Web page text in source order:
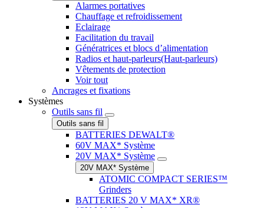
Alarmes portatives
Chauffage et refroidissement
Eclairage
Facilitation du travail
Génératrices et blocs d’alimentation
Radios et haut-parleurs(Haut-parleurs)
Vêtements de protection
Voir tout
Ancrages et fixations
Systèmes
Outils sans fil
Outils sans fil
BATTERIES DEWALT®
60V MAX* Système
20V MAX* Système
20V MAX* Système
ATOMIC COMPACT SERIES™
Grinders
BATTERIES 20 V MAX* XR®